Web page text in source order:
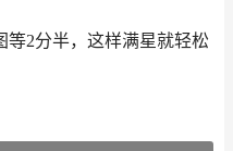
2分半，这样满星就轻松